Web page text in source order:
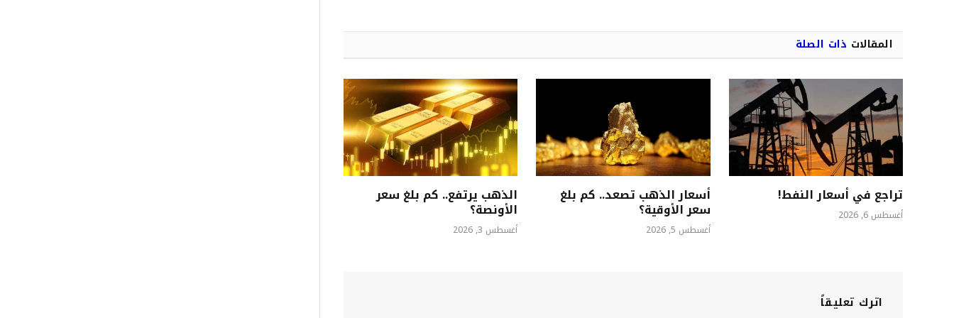
المقالات ذات الصلة
تراجع في أسعار النفط!
أغسطس 6, 2026
أسعار الذهب تصعد.. كم بلغ
سعر الأوقية؟
أغسطس 5, 2026
الذهب يرتفع.. كم بلغ سعر
الأونصة؟
أغسطس 3, 2026
اترك تعليقاً